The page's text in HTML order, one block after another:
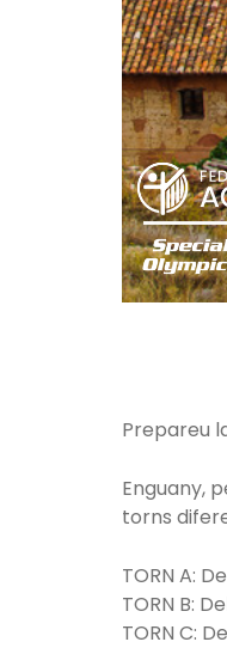
Prepareu
Enguany,
torns
TORN A:
TORN B:
TORN C: